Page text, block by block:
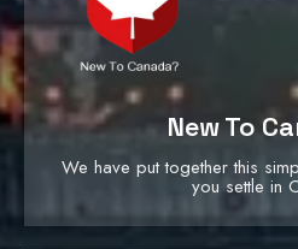
New To
We have put together this
you settle in